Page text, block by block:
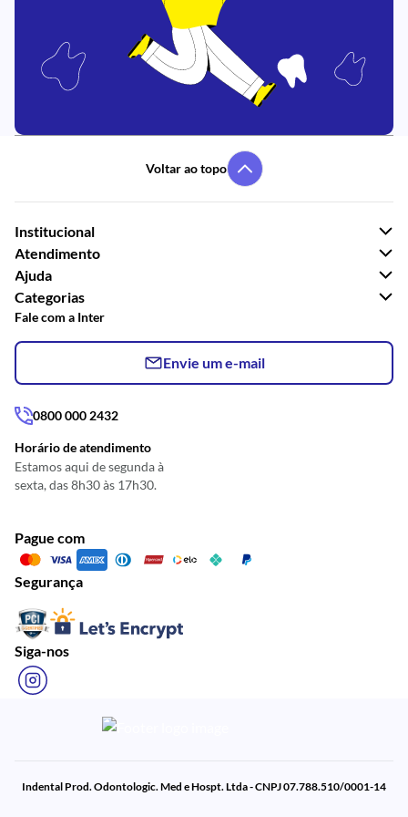
Voltar ao topo
Institucional
Atendimento
Ajuda
Categorias
Fale com a Inter
Envie um e-mail
0800 000 2432
Horário de atendimento
Estamos aqui de segunda à
sexta, das 8h30 às 17h30.
Pague com
Segurança
Siga-nos
Indental Prod. Odontologic. Med e Hospt. Ltda - CNPJ 07.788.510/0001-14